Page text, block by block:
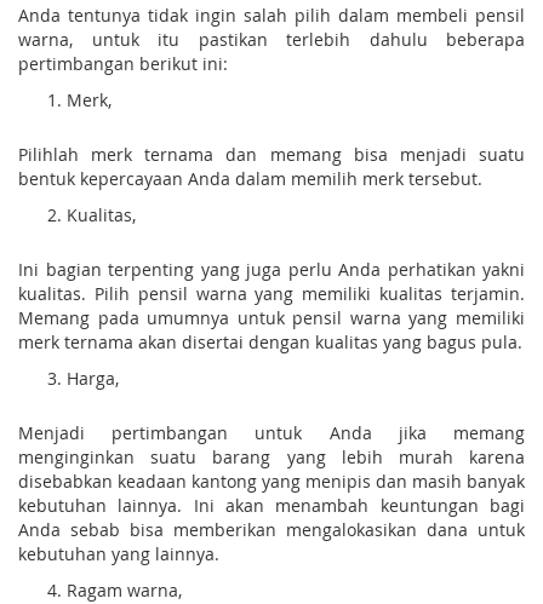
Anda tentunya tidak ingin salah pilih dalam membeli pensil
warna, untuk itu pastikan terlebih dahulu beberapa
pertimbangan berikut ini:
Merk,
Pilihlah merk ternama dan memang bisa menjadi suatu
bentuk kepercayaan Anda dalam memilih merk tersebut.
Kualitas,
Ini bagian terpenting yang juga perlu Anda perhatikan yakni
kualitas. Pilih pensil warna yang memiliki kualitas terjamin.
Memang pada umumnya untuk pensil warna yang memiliki
merk ternama akan disertai dengan kualitas yang bagus pula.
Harga,
Menjadi pertimbangan untuk Anda jika memang
menginginkan suatu barang yang lebih murah karena
disebabkan keadaan kantong yang menipis dan masih banyak
kebutuhan lainnya. Ini akan menambah keuntungan bagi
Anda sebab bisa memberikan mengalokasikan dana untuk
kebutuhan yang lainnya.
Ragam warna,